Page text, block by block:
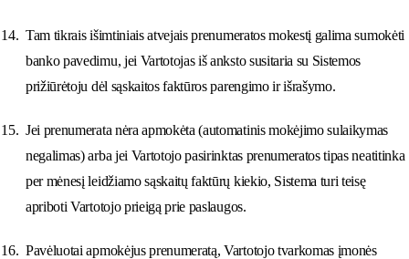
Tam tikrais išimtiniais atvejais prenumeratos mokestį galima sumokėti
banko pavedimu, jei Vartotojas iš anksto susitaria su Sistemos
prižiūrėtoju dėl sąskaitos faktūros parengimo ir išrašymo.
Jei prenumerata nėra apmokėta (automatinis mokėjimo sulaikymas
negalimas) arba jei Vartotojo pasirinktas prenumeratos tipas neatitinka
per mėnesį leidžiamo sąskaitų faktūrų kiekio, Sistema turi teisę
apriboti Vartotojo prieigą prie paslaugos.
Pavėluotai apmokėjus prenumeratą, Vartotojo tvarkomas įmonės